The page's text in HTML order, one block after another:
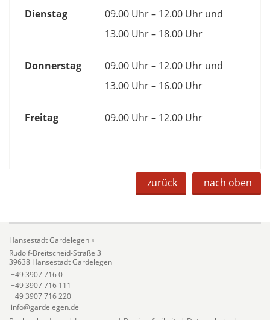
Dienstag
09.00 Uhr – 12.00 Uhr und
13.00 Uhr – 18.00 Uhr
Donnerstag
09.00 Uhr – 12.00 Uhr und
13.00 Uhr – 16.00 Uhr
Freitag 09.00 Uhr – 12.00 Uhr
zurück nach oben
Hansestadt Gardelegen
Rudolf-Breitscheid-Straße 3
39638 Hansestadt Gardelegen
+49 3907 716 0
+49 3907 716 111
+49 3907 716 220
info@gardelegen.de